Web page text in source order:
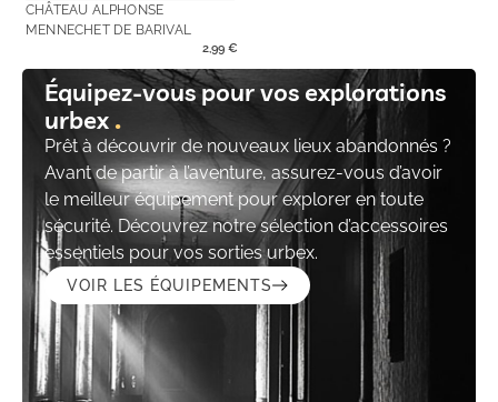
CHÂTEAU ALPHONSE
MENNECHET DE BARIVAL
2,99 €
Équipez-vous pour vos explorations
urbex
Prêt à découvrir de nouveaux lieux abandonnés ?
Avant de partir à l’aventure, assurez-vous d’avoir
le meilleur équipement pour explorer en toute
sécurité. Découvrez notre sélection d’accessoires
essentiels pour vos sorties urbex.
VOIR LES ÉQUIPEMENTS